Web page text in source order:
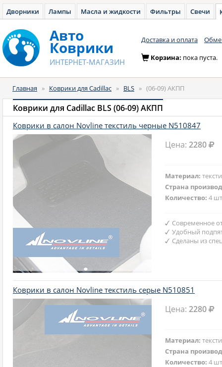
Дворники Лампы Масла и жидкости Фильтры Свечи
Авто
Коврики
ИНТЕРНЕТ-МАГАЗИН
Доставка и оплата
Корзина: пока пуста.
Главная » Коврики для Cadillac » BLS » (06-09) АКПП
Коврики для Cadillac BLS (06-09) АКПП
Коврики в салон Novline текстиль черные N510847
Цена:2280
Материал:
Страна
Количество:4
Современное
Удобный
Сделаны из
Коврики в салон Novline текстиль серые N510851
Цена:2280
Материал:
Страна
Количество:4